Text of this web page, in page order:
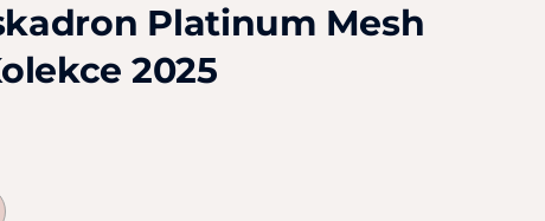
Platinum Mesh
2025